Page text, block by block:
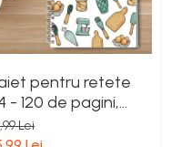
pentru retete
- 120 de pagini,
cartonate si
argintie, usor
Lei